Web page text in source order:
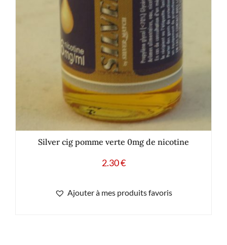
Silver cig pomme verte 0mg de nicotine
2.30€
Ajouter à mes produits favoris